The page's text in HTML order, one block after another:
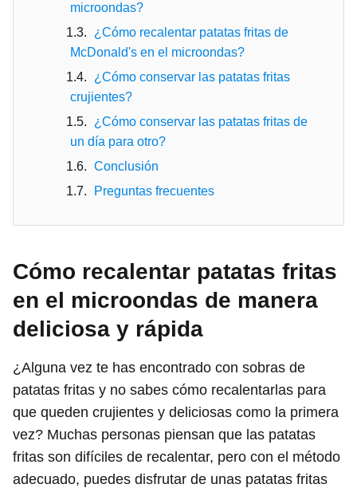
microondas?
¿Cómo recalentar patatas fritas de
McDonald's en el microondas?
¿Cómo conservar las patatas fritas
crujientes?
¿Cómo conservar las patatas fritas de
un día para otro?
Conclusión
Preguntas frecuentes
Cómo recalentar patatas fritas
en el microondas de manera
deliciosa y rápida
¿Alguna vez te has encontrado con sobras de
patatas fritas y no sabes cómo recalentarlas para
que queden crujientes y deliciosas como la primera
vez? Muchas personas piensan que las patatas
fritas son difíciles de recalentar, pero con el método
adecuado, puedes disfrutar de unas patatas fritas